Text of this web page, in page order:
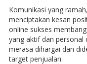
Komunikasi yang
menciptakan kesan
online sukses
yang aktif dan personal
merasa dihargai dan
target penjualan.